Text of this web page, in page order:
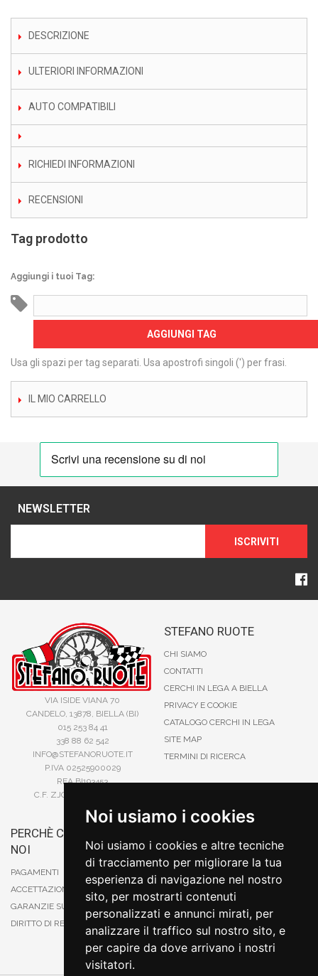
Noi usiamo i cookies
Noi usiamo i cookies e altre tecniche
di tracciamento per migliorare la tua
esperienza di navigazione nel nostro
sito, per mostrarti contenuti
personalizzati e annunci mirati, per
analizzare il traffico sul nostro sito, e
per capire da dove arrivano i nostri
visitatori.
DESCRIZIONE
ULTERIORI INFORMAZIONI
AUTO COMPATIBILI
RICHIEDI INFORMAZIONI
RECENSIONI
Tag prodotto
Aggiungi i tuoi Tag:
AGGIUNGI TAG
Usa gli spazi per tag separati. Usa apostrofi singoli (') per frasi.
IL MIO CARRELLO
NEWSLETTER
ISCRIVITI
VIA ISIDE VIANA 70
CANDELO, 13878, BIELLA (BI)
015 253 84 41
338 88 62 542
INFO@STEFANORUOTE.IT
P.IVA 02525900029
REA BI193453
C.F. ZJOSFN73H14A859X
STEFANO RUOTE
CHI SIAMO
CONTATTI
CERCHI IN LEGA A BIELLA
PRIVACY E COOKIE
CATALOGO CERCHI IN LEGA
SITE MAP
TERMINI DI RICERCA
PERCHÈ COMPRARE DA
NOI
PAGAMENTI
ACCETTAZIONE DEGLI ORDINI
GARANZIE SUI PRODOTTI
DIRITTO DI RECESSO
CARTA DI CREDITO
PAYPAL
CONTRASSEGNO
POSTEPAY